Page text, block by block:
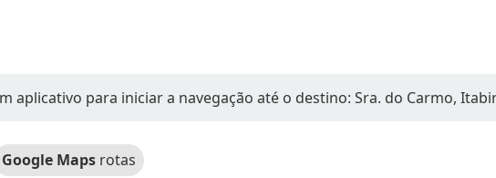
aplicativo para iniciar a navegação até o destino: Sra. do Carmo,
Google Maps rotas